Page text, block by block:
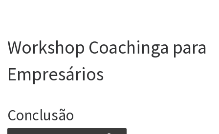
Workshop Coachinga para
Empresários
Conclusão